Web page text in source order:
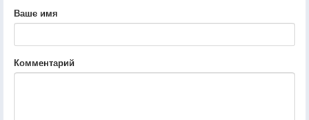
Ваше имя
Комментарий